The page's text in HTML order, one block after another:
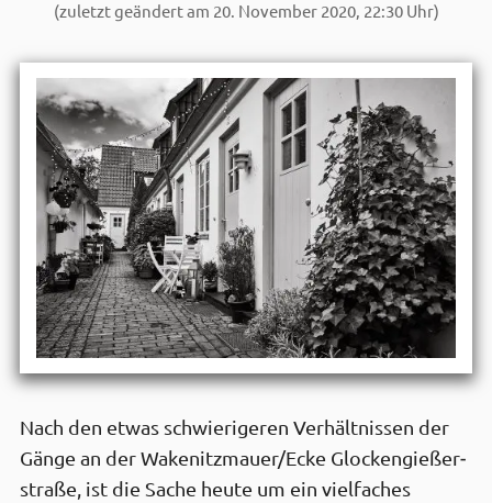
(zuletzt geändert am 20. November 2020, 22:30 Uhr)
Nach den etwas schwierigeren Verhält­nissen der
Gänge an der Wakenitz­mauer/Ecke Glocken­gießer­
straße, ist die Sache heute um ein viel­faches